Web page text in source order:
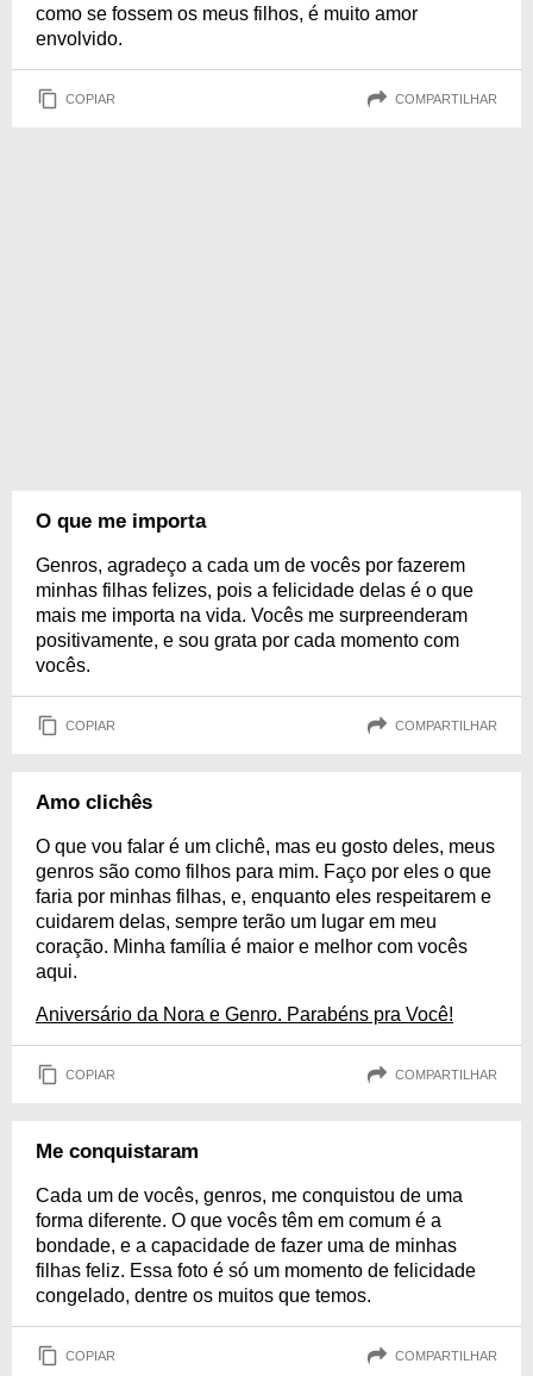
como se fossem os meus filhos, é muito amor
envolvido.
COPIAR COMPARTILHAR
O que me importa
Genros, agradeço a cada um de vocês por fazerem
minhas filhas felizes, pois a felicidade delas é o que
mais me importa na vida. Vocês me surpreenderam
positivamente, e sou grata por cada momento com
vocês.
COPIAR COMPARTILHAR
Amo clichês
O que vou falar é um clichê, mas eu gosto deles, meus
genros são como filhos para mim. Faço por eles o que
faria por minhas filhas, e, enquanto eles respeitarem e
cuidarem delas, sempre terão um lugar em meu
coração. Minha família é maior e melhor com vocês
aqui.
Aniversário da Nora e Genro. Parabéns pra Você!
COPIAR COMPARTILHAR
Me conquistaram
Cada um de vocês, genros, me conquistou de uma
forma diferente. O que vocês têm em comum é a
bondade, e a capacidade de fazer uma de minhas
filhas feliz. Essa foto é só um momento de felicidade
congelado, dentre os muitos que temos.
COPIAR COMPARTILHAR